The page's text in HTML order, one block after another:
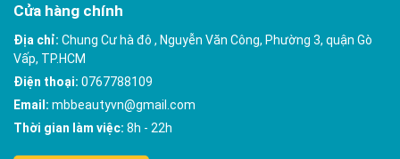
Cửa hàng chính
Địa chỉ: Chung Cư hà đô , Nguyễn Văn Công, Phường 3, quận Gò
Vấp, TP.HCM
Điện thoại: 0767788109
Email: mbbeautyvn@gmail.com
Thời gian làm việc: 8h - 22h